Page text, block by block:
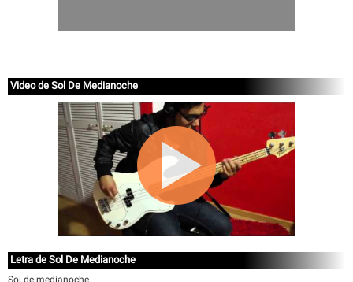
Video de Sol De Medianoche
Letra de Sol De Medianoche
Sol de medianoche